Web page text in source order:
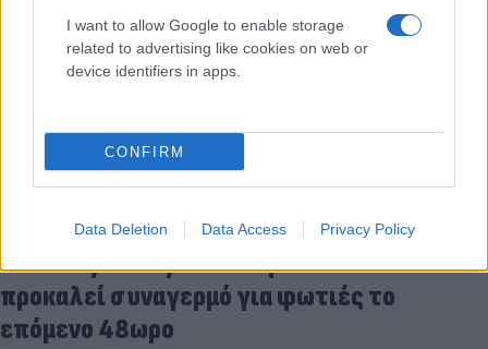
I want to allow Google to enable storage
related to advertising like cookies on web or
device identifiers in apps.
CONFIRM
Data Deletion Data Access Privacy Policy
«Hot-dry-windy»: Το καιρικό κοκτέιλ που
προκαλεί συναγερμό για φωτιές το
επόμενο 48ωρο